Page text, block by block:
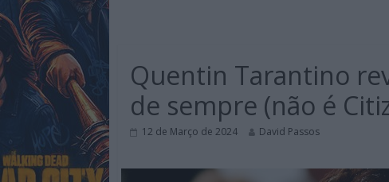
News,
Reviews
sobre
Quentin Tarantino
de sempre (não é
12 de Março de 2024 David Passos